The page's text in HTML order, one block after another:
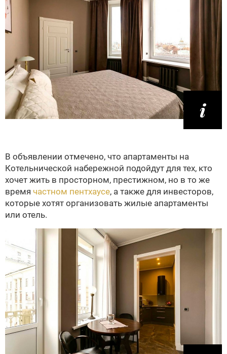
В объявлении отмечено, что апартаменты на
Котельнической набережной подойдут для тех, кто
хочет жить в просторном, престижном, но в то же
время частном пентхаусе, а также для инвесторов,
которые хотят организовать жилые апартаменты
или отель.